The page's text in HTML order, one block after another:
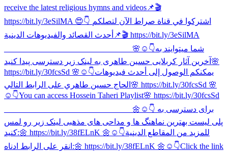
receive the latest religious hymns and videos📌🎬
https://bit.ly/3eSilMA 😍👇 اشتركوا في قناة صراط الآن لتصلكم
أحدث القصائد والفيديوهات الدينية📌🎬 https://bit.ly/3eSilMA
_______________________________ 🌸☺👇شما میتوایند به
آخرین آثار کربلایی حسین طاهری به لینک زیر دسترسی پیدا کنید🌸
https://bit.ly/30fcsSd 🌸☺👇يمكنكم الوصول إلى أحدث فيديوهات
الحاج حسین طاهري على الرابط التالي🌸 https://bit.ly/30fcsSd 🌸
☺👇You can access Hossein Taheri Playlist🌸 https://bit.ly/30fcsSd
_______________________________ 🌼☺👇 برای دسترسی به
پلی لیست بهترین نماهنگ ها و مداحی های مذهبی لینک زیر رو لمس
کنید:🌼 https://bit.ly/38fELnK 🌼☺👇للمزيد من المقاطع الدينية
انقر على الرابط ادناه:🌼 https://bit.ly/38fELnK 🌼☺👇Click the link